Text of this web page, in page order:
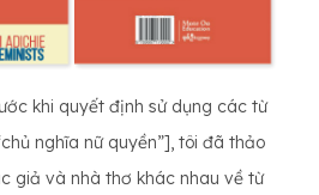
khi quyết định sử dụng các từ
nghĩa nữ quyền”], tôi đã thảo
giả và nhà thơ khác nhau về từ